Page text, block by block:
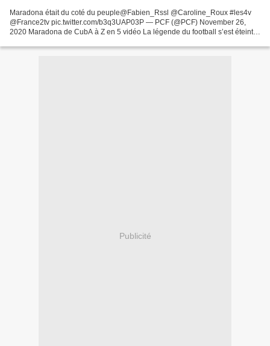
Maradona était du coté du peuple@Fabien_Rssl @Caroline_Roux #les4v
@France2tv pic.twitter.com/b3q3UAP03P — PCF (@PCF) November 26,
2020 Maradona de CubA à Z en 5 vidéo La légende du football s’est éteinte.
Publicité